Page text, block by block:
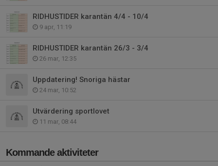
RIDHUSTIDER karantän 4/4 - 10/4
9 apr, 11:19
RIDHUSTIDER karantän 26/3 - 3/4
26 mar, 12:35
Uppdatering! Snoriga hästar
24 mar, 10:52
Utvärdering sportlovet
11 mar, 08:44
Kommande aktiviteter